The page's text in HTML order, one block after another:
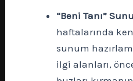
“Beni Tanı”
haftalarında
sunum
ilgi alanları,